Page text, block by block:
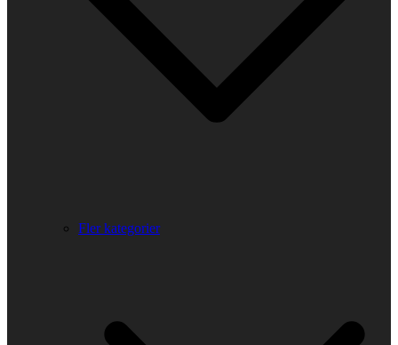
Fler kategorier